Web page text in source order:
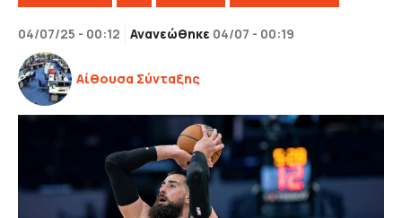
04/07/25 - 00:12 Ανανεώθηκε 04/07 - 00:19
Αίθουσα Σύνταξης